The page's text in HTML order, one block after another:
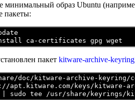
минимальный образ Ubuntu
пакеты:
пакет kitware-archive-keyring
doc/kitware-archive-keyring/
apt.kitware.com/keys/kitware-